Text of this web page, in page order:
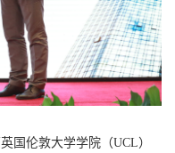
国伦敦大学学院（UCL）